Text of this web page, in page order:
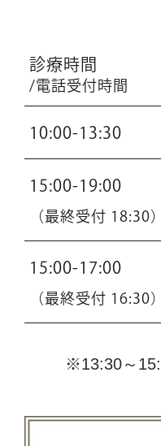
診療時間
/電話受付時間
10:00-13:30
15:00-19:00
（最終受付 18:30）
15:00-17:00
（最終受付 16:30）
※13:30～